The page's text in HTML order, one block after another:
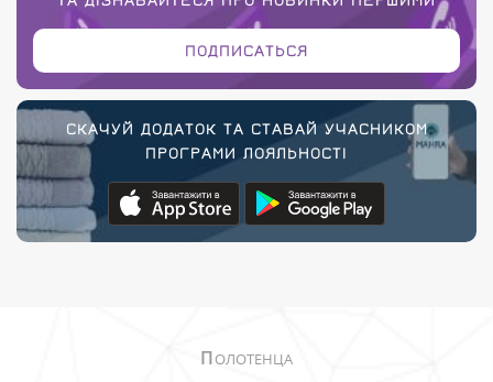
ПОДПИСАТЬСЯ
СКАЧУЙ ДОДАТОК ТА СТАВАЙ УЧАСНИКОМ
ПРОГРАМИ ЛОЯЛЬНОСТІ
ПОЛОТЕНЦА